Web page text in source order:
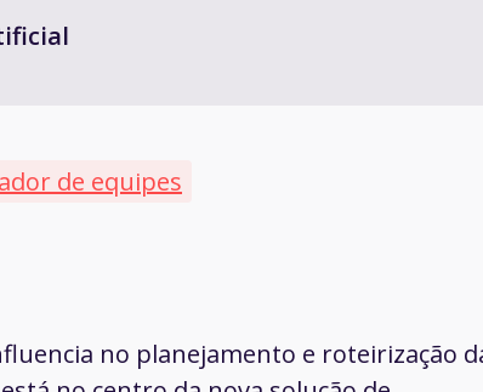
de equipes
no planejamento e roteirização